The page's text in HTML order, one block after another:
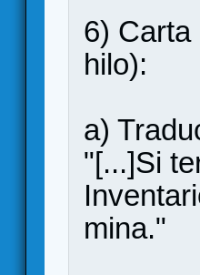
6) Carta
hilo):
a)
"[...]Si
mina."